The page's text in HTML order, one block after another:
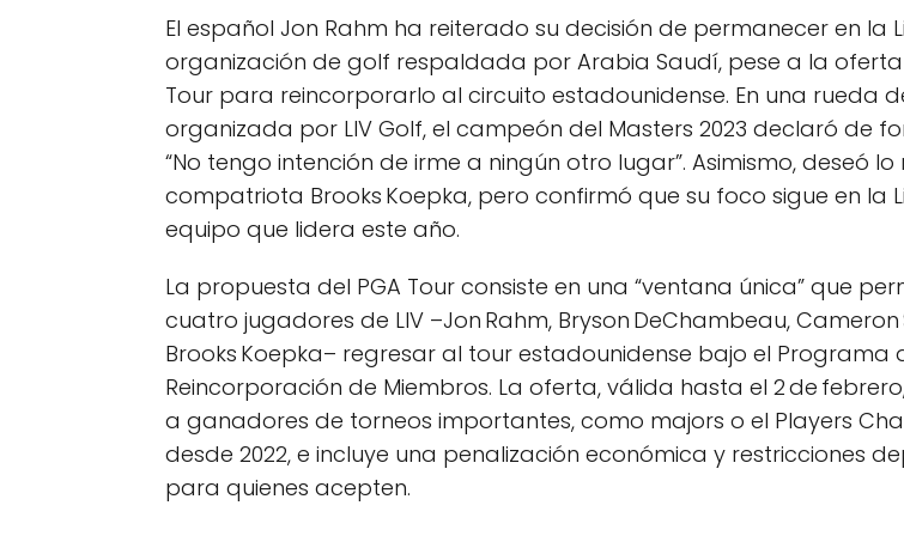
El español Jon Rahm ha reiterado su decisión de permanecer en la
organización de golf respaldada por Arabia Saudí, pese a la oferta
Tour para reincorporarlo al circuito estadounidense. En una rueda
organizada por LIV Golf, el campeón del Masters 2023 declaró de
“No tengo intención de irme a ningún otro lugar”. Asimismo, deseó lo
compatriota Brooks Koepka, pero confirmó que su foco sigue en la
equipo que lidera este año.
La propuesta del PGA Tour consiste en una “ventana única” que
cuatro jugadores de LIV –Jon Rahm, Bryson DeChambeau, Cameron
Brooks Koepka– regresar al tour estadounidense bajo el Programa
Reincorporación de Miembros. La oferta, válida hasta el 2 de
a ganadores de torneos importantes, como majors o el Players
desde 2022, e incluye una penalización económica y restricciones
para quienes acepten.